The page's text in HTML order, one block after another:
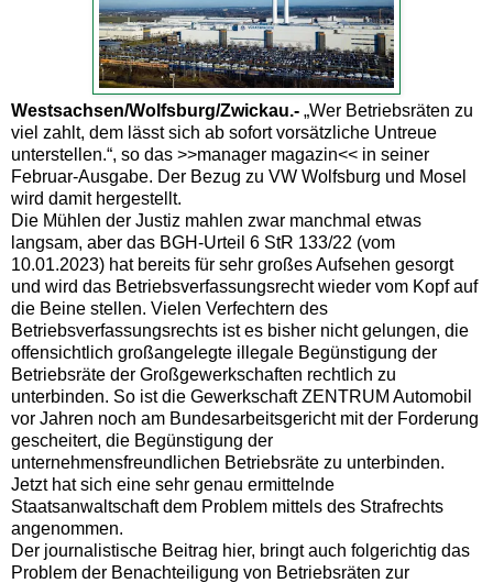
Westsachsen/Wolfsburg/Zwickau.- „Wer Betriebsräten zu
viel zahlt, dem lässt sich ab sofort vorsätzliche Untreue
unterstellen.“, so das >>manager magazin<< in seiner
Februar-Ausgabe. Der Bezug zu VW Wolfsburg und Mosel
wird damit hergestellt.
Die Mühlen der Justiz mahlen zwar manchmal etwas
langsam, aber das BGH-Urteil 6 StR 133/22 (vom
10.01.2023) hat bereits für sehr großes Aufsehen gesorgt
und wird das Betriebsverfassungsrecht wieder vom Kopf auf
die Beine stellen. Vielen Verfechtern des
Betriebsverfassungsrechts ist es bisher nicht gelungen, die
offensichtlich großangelegte illegale Begünstigung der
Betriebsräte der Großgewerkschaften rechtlich zu
unterbinden. So ist die Gewerkschaft ZENTRUM Automobil
vor Jahren noch am Bundesarbeitsgericht mit der Forderung
gescheitert, die Begünstigung der
unternehmensfreundlichen Betriebsräte zu unterbinden.
Jetzt hat sich eine sehr genau ermittelnde
Staatsanwaltschaft dem Problem mittels des Strafrechts
angenommen.
Der journalistische Beitrag hier, bringt auch folgerichtig das
Problem der Benachteiligung von Betriebsräten zur